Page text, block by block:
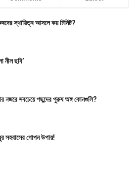
স্থায়িত্ব আসলে কয় মিনিট?
নীল ছবি’
নজরে সবচেয়ে পছন্দের পুরুষ অঙ্গ কোনগুলি?
সহবাসের গোপন উপায়!